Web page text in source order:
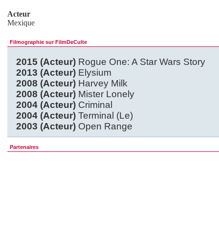
Acteur
Mexique
Filmographie sur FilmDeCulte
2015 (Acteur) Rogue One: A Star Wars Story
2013 (Acteur) Elysium
2008 (Acteur) Harvey Milk
2008 (Acteur) Mister Lonely
2004 (Acteur) Criminal
2004 (Acteur) Terminal (Le)
2003 (Acteur) Open Range
Partenaires